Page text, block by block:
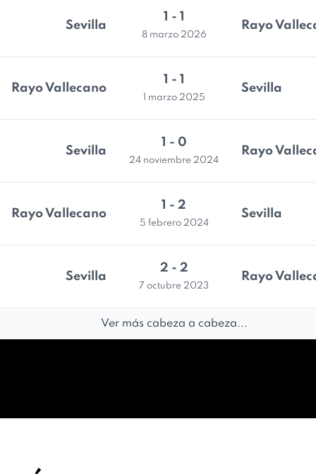
Sevilla
1 - 1
8 marzo 2026
Rayo
Rayo Vallecano
1 - 1
1 marzo 2025
Sevilla
Sevilla
1 - 0
24 noviembre 2024
Rayo
Rayo Vallecano
1 - 2
5 febrero 2024
Sevilla
Sevilla
2 - 2
7 octubre 2023
Rayo
Ver más cabeza a cabeza...